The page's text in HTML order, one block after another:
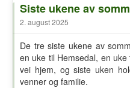
Siste ukene av
2. august 2025
De tre siste ukene av
en uke til Hemsedal, en
vei hjem, og siste uken
venner og familie.